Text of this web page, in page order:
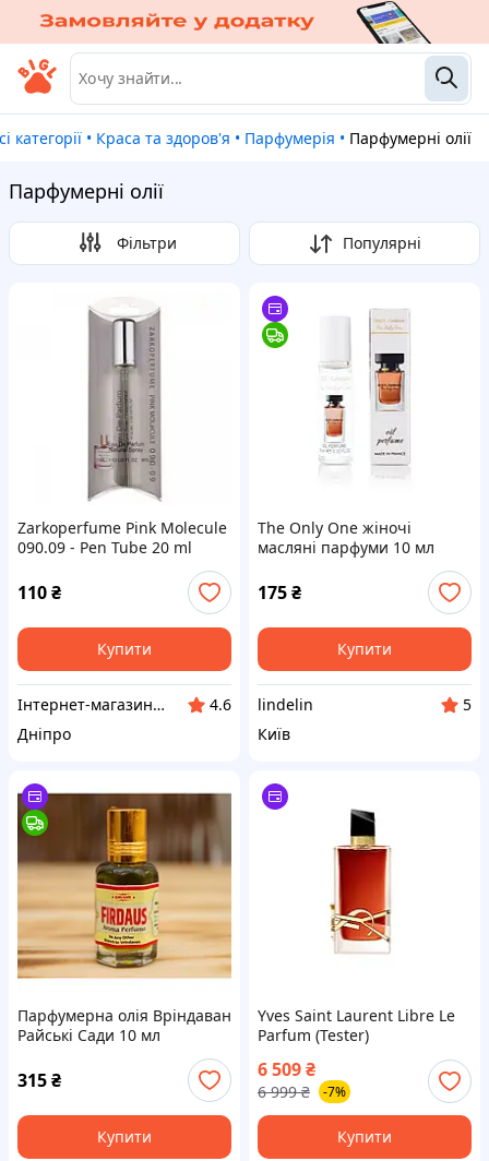
Всі категорії • Краса та здоров'я • Парфумерія • Парфумерні олії
Парфумерні олії
Фільтри Популярні
Zarkoperfume Pink Molecule
090.09 - Pen Tube 20 ml
110₴
Купити
Інтернет-магазин "Klever"
4.6
Дніпро
The Only One жіночі
масляні парфуми 10 мл
175₴
Купити
lindelin
5
Київ
Парфумерна олія Вріндаван
Райські Сади 10 мл
315₴
Купити
Yves Saint Laurent Libre Le
Parfum (Tester)
6 509₴
6 999 ₴ -7%
Купити